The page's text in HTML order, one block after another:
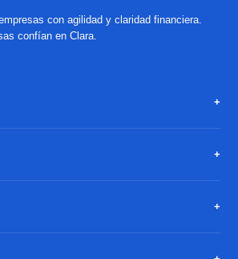
con agilidad y claridad financiera.
confían en Clara.